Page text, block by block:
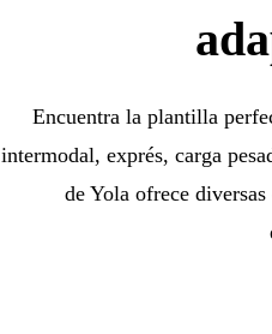
Encuentra la plantilla
intermodal, exprés, carga
de Yola ofrece